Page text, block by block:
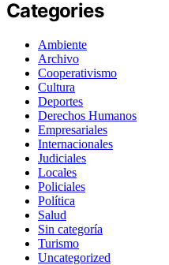
Categories
Ambiente
Archivo
Cooperativismo
Cultura
Deportes
Derechos Humanos
Empresariales
Internacionales
Judiciales
Locales
Policiales
Política
Salud
Sin categoría
Turismo
Uncategorized